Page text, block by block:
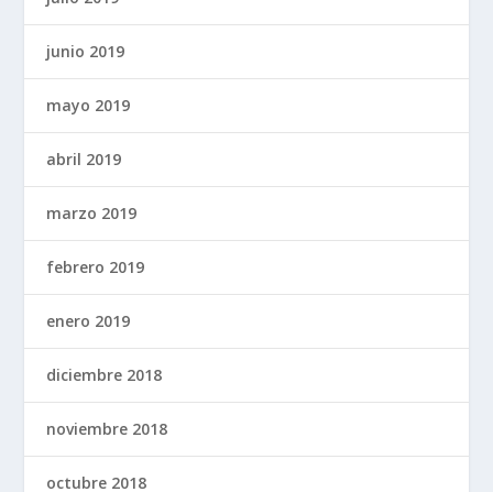
junio 2019
mayo 2019
abril 2019
marzo 2019
febrero 2019
enero 2019
diciembre 2018
noviembre 2018
octubre 2018